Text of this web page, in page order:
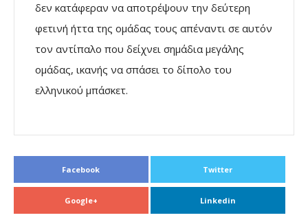
δεν κατάφεραν να αποτρέψουν την δεύτερη
φετινή ήττα της ομάδας τους απέναντι σε αυτόν
τον αντίπαλο που δείχνει σημάδια μεγάλης
ομάδας, ικανής να σπάσει το δίπολο του
ελληνικού μπάσκετ.
Facebook Twitter
Google+ Linkedin